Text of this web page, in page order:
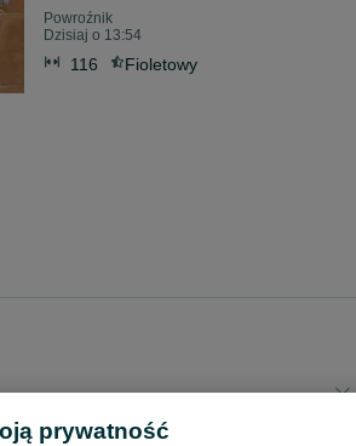
Powroźnik
Dzisiaj o 13:54
116 Fioletowy
prywatność